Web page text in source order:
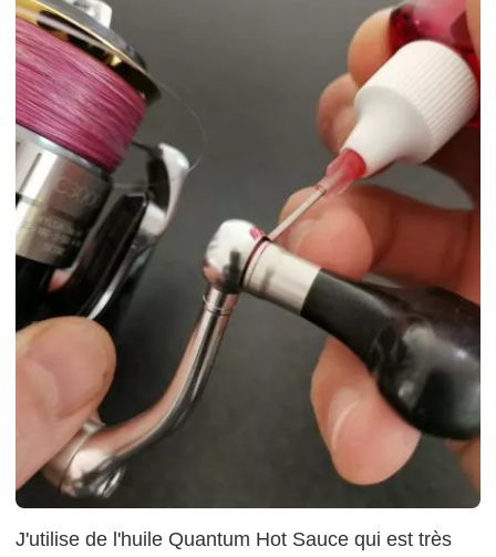
J'utilise de l'huile Quantum Hot Sauce qui est très